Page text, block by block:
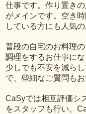
仕事です。作り置き
がメインです。空き
している方にも人気の
普段の自宅のお料理
調理をするお仕事にな
少しでも不安を減ら
で、些細なご質問も
CaSyでは相互評価シ
をスタッフも行い、